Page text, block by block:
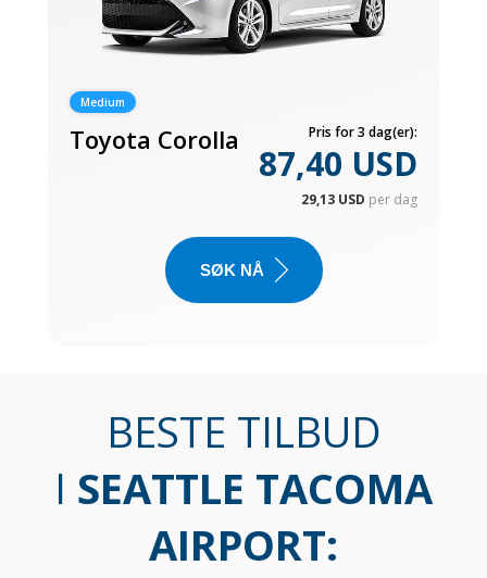
Medium
Toyota Corolla Pris for 3 dag(er):
87,40 USD
29,13 USD per dag
SØK NÅ
BESTE TILBUD
I SEATTLE TACOMA
AIRPORT: